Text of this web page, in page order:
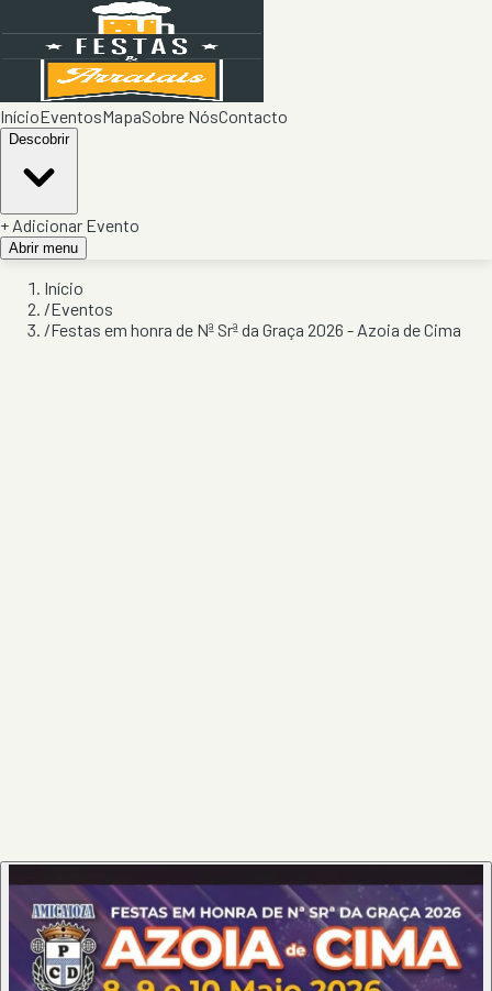
InícioEventosMapaSobre NósContacto
Descobrir
+ Adicionar Evento
Abrir menu
Início
/Eventos
/Festas em honra de Nª Srª da Graça 2026 - Azoia de Cima